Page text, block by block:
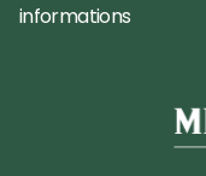
informations